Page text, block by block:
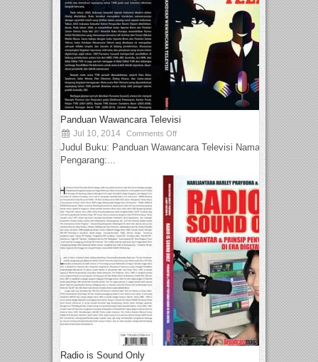
Panduan Wawancara Televisi
Jul 10, 2014 Comments Off
Judul Buku: Panduan Wawancara Televisi Nama
Pengarang:...
Radio is Sound Only